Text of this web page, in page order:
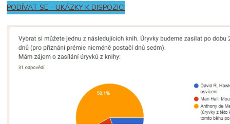
PODÍVAT SE - UKÁZKY K DISPOZICI